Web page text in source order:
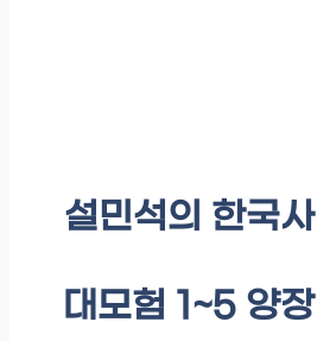
설민석의 한국사
대모험 1~5 양장